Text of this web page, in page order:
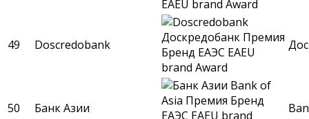
49 Doscredobank
50 Банк Азии